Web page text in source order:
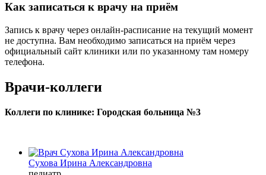
Как записаться к врачу на приём
Запись к врачу через онлайн-расписание на текущий момент
не доступна. Вам необходимо записаться на приём через
официальный сайт клиники или по указанному там номеру
телефона.
Врачи-коллеги
Коллеги по клинике: Городская больница №3
Сухова Ирина Александровна